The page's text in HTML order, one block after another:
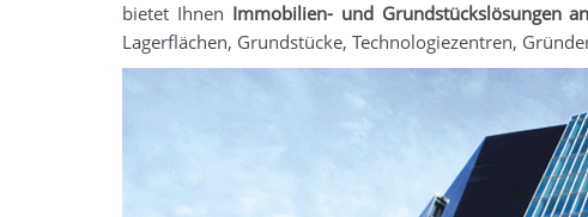
bietet Ihnen Immobilien- und Grundstückslösungen
Lagerflächen, Grundstücke, Technologiezentren,